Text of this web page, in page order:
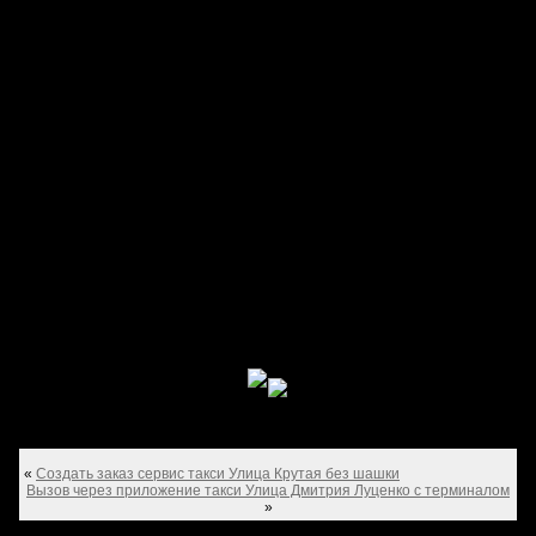
« Создать заказ сервис такси Улица Крутая без шашки
Вызов через приложение такси Улица Дмитрия Луценко с терминалом
»